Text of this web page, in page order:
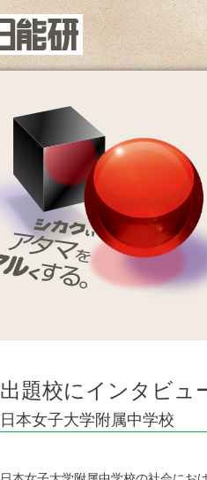
出題校にインタビュ
日本女子大学附属中学校